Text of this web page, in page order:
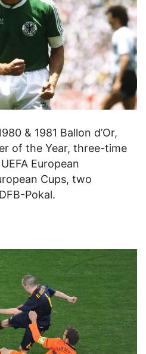
& 1981 Ballon d’Or,
of the Year, three-time
European
Cups, two
Pokal.